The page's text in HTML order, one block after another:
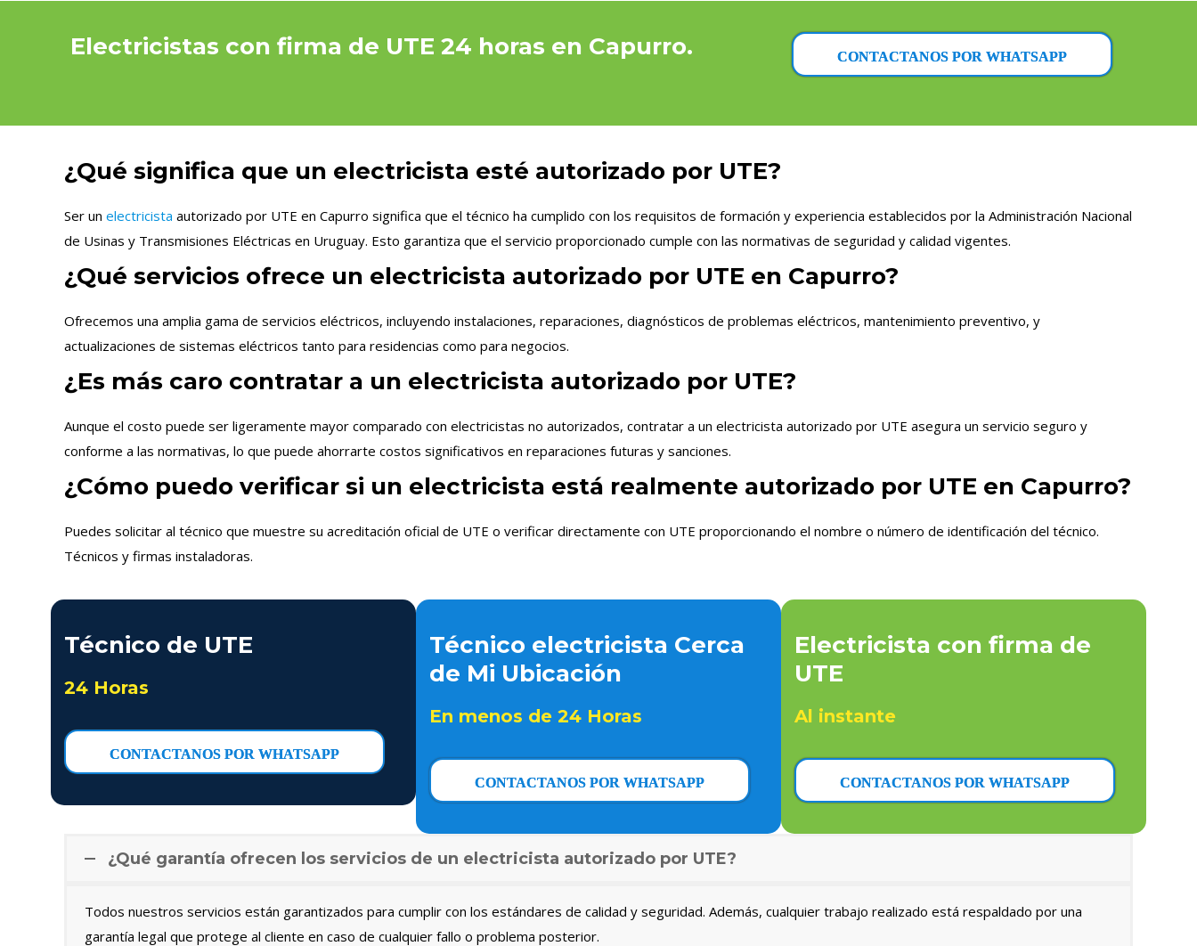
Electricistas con firma de UTE 24 horas en Capurro. CONTACTANOS POR WHATSAPP
¿Qué significa que un electricista esté autorizado por UTE?
Ser un electricista autorizado por UTE en Capurro significa que el técnico ha cumplido con los requisitos de formación y experiencia establecidos por la Administración Nacional
de Usinas y Transmisiones Eléctricas en Uruguay. Esto garantiza que el servicio proporcionado cumple con las normativas de seguridad y calidad vigentes.
¿Qué servicios ofrece un electricista autorizado por UTE en Capurro?
Ofrecemos una amplia gama de servicios eléctricos, incluyendo instalaciones, reparaciones, diagnósticos de problemas eléctricos, mantenimiento preventivo, y
actualizaciones de sistemas eléctricos tanto para residencias como para negocios.
¿Es más caro contratar a un electricista autorizado por UTE?
Aunque el costo puede ser ligeramente mayor comparado con electricistas no autorizados, contratar a un electricista autorizado por UTE asegura un servicio seguro y
conforme a las normativas, lo que puede ahorrarte costos significativos en reparaciones futuras y sanciones.
¿Cómo puedo verificar si un electricista está realmente autorizado por UTE en Capurro?
Puedes solicitar al técnico que muestre su acreditación oficial de UTE o verificar directamente con UTE proporcionando el nombre o número de identificación del técnico.
Técnicos y firmas instaladoras.
Técnico de UTE
24 Horas
CONTACTANOS POR WHATSAPP
Técnico electricista Cerca
de Mi Ubicación
En menos de 24 Horas
CONTACTANOS POR WHATSAPP
Electricista con firma de
UTE
Al instante
CONTACTANOS POR WHATSAPP
¿Qué garantía ofrecen los servicios de un electricista autorizado por UTE?
Todos nuestros servicios están garantizados para cumplir con los estándares de calidad y seguridad. Además, cualquier trabajo realizado está respaldado por una
garantía legal que protege al cliente en caso de cualquier fallo o problema posterior.